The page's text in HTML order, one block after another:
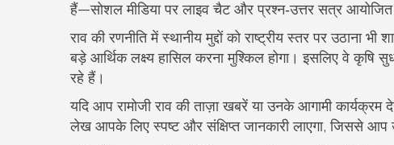
हैं—सोशल मीडिया पर लाइव चैट और प्रश्न‑उत्तर सत्र
राव की रणनीति में स्थानीय मुद्दों को राष्ट्रीय स्तर पर उठाना
बड़े आर्थिक लक्ष्य हासिल करना मुश्किल होगा। इसलिए वे कृषि
रहे हैं।
यदि आप रामोजी राव की ताज़ा खबरें या उनके आगामी
लेख आपके लिए स्पष्ट और संक्षिप्त जानकारी लाएगा, जिससे